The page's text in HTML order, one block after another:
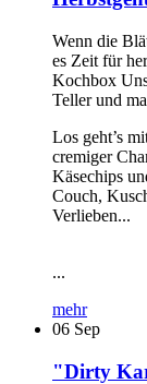
Wenn die
es Zeit für
Kochbox
Teller und
Los geht’s
cremiger
Käsechips
Couch,
Verlieben...
...
mehr
06 Sep
"Dirty